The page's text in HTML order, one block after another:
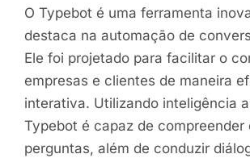
O Typebot é uma ferramenta
destaca na automação de
Ele foi projetado para facilitar o
empresas e clientes de maneira
interativa. Utilizando inteligência
Typebot é capaz de compreender
perguntas, além de conduzir